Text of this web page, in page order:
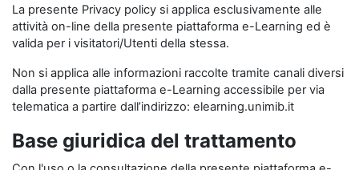
La presente Privacy policy si applica esclusivamente alle
attività on-line della presente piattaforma e-Learning ed è
valida per i visitatori/Utenti della stessa.
Non si applica alle informazioni raccolte tramite canali diversi
dalla presente piattaforma e-Learning accessibile per via
telematica a partire dall’indirizzo: elearning.unimib.it
Base giuridica del trattamento